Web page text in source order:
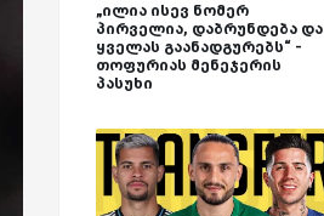
„ილია ისევ ნომერ
პირველია, დაბრუნდება და
ყველას გაანადგურებს“ -
თოფურიას მენეჯერის
პასუხი